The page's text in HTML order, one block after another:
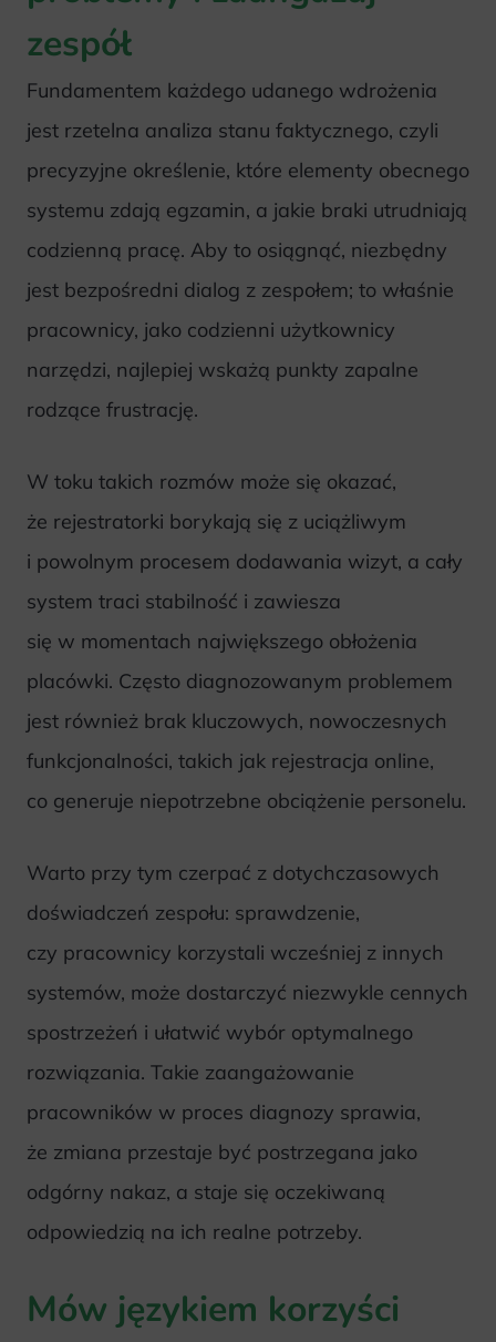
zespół
Fundamentem każdego udanego wdrożenia
jest rzetelna analiza stanu faktycznego, czyli
precyzyjne określenie, które elementy obecnego
systemu zdają egzamin, a jakie braki utrudniają
codzienną pracę. Aby to osiągnąć, niezbędny
jest bezpośredni dialog z zespołem; to właśnie
pracownicy, jako codzienni użytkownicy
narzędzi, najlepiej wskażą punkty zapalne
rodzące frustrację.
W toku takich rozmów może się okazać,
że rejestratorki borykają się z uciążliwym
i powolnym procesem dodawania wizyt, a cały
system traci stabilność i zawiesza
się w momentach największego obłożenia
placówki. Często diagnozowanym problemem
jest również brak kluczowych, nowoczesnych
funkcjonalności, takich jak rejestracja online,
co generuje niepotrzebne obciążenie personelu.
Warto przy tym czerpać z dotychczasowych
doświadczeń zespołu: sprawdzenie,
czy pracownicy korzystali wcześniej z innych
systemów, może dostarczyć niezwykle cennych
spostrzeżeń i ułatwić wybór optymalnego
rozwiązania. Takie zaangażowanie
pracowników w proces diagnozy sprawia,
że zmiana przestaje być postrzegana jako
odgórny nakaz, a staje się oczekiwaną
odpowiedzią na ich realne potrzeby.
Mów językiem korzyści